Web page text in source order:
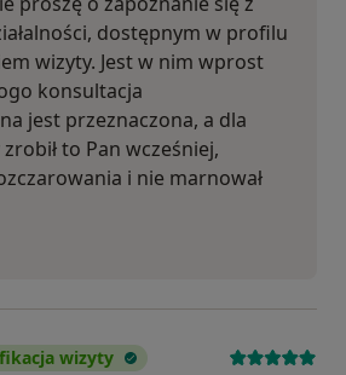
dostępnym w profilu
wizyty. Jest w nim wprost
konsultacja
jest przeznaczona, a dla
to Pan wcześniej,
i nie marnował
wizyty